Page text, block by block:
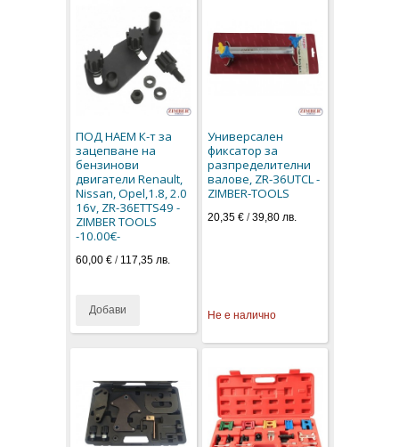
ПОД НАЕМ К-т за
зацепване на
бензинови
двигатели Renault,
Nissan, Opel,1.8, 2.0
16v, ZR-36ETTS49 -
ZIMBER TOOLS
-10.00€-
60,00 € / 117,35 лв.
Добави
Универсален
фиксатор за
разпределителни
валове, ZR-36UTCL -
ZIMBER-TOOLS
20,35 €/39,80 лв.
Не е налично